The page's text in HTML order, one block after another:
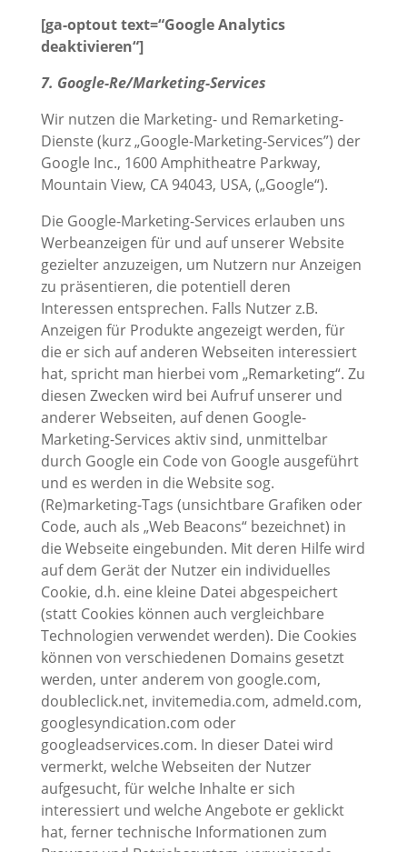
[ga-optout text=“Google Analytics
deaktivieren“]
7. Google-Re/Marketing-Services
Wir nutzen die Marketing- und Remarketing-
Dienste (kurz „Google-Marketing-Services”) der
Google Inc., 1600 Amphitheatre Parkway,
Mountain View, CA 94043, USA, („Google“).
Die Google-Marketing-Services erlauben uns
Werbeanzeigen für und auf unserer Website
gezielter anzuzeigen, um Nutzern nur Anzeigen
zu präsentieren, die potentiell deren
Interessen entsprechen. Falls Nutzer z.B.
Anzeigen für Produkte angezeigt werden, für
die er sich auf anderen Webseiten interessiert
hat, spricht man hierbei vom „Remarketing“. Zu
diesen Zwecken wird bei Aufruf unserer und
anderer Webseiten, auf denen Google-
Marketing-Services aktiv sind, unmittelbar
durch Google ein Code von Google ausgeführt
und es werden in die Website sog.
(Re)marketing-Tags (unsichtbare Grafiken oder
Code, auch als „Web Beacons“ bezeichnet) in
die Webseite eingebunden. Mit deren Hilfe wird
auf dem Gerät der Nutzer ein individuelles
Cookie, d.h. eine kleine Datei abgespeichert
(statt Cookies können auch vergleichbare
Technologien verwendet werden). Die Cookies
können von verschiedenen Domains gesetzt
werden, unter anderem von google.com,
doubleclick.net, invitemedia.com, admeld.com,
googlesyndication.com oder
googleadservices.com. In dieser Datei wird
vermerkt, welche Webseiten der Nutzer
aufgesucht, für welche Inhalte er sich
interessiert und welche Angebote er geklickt
hat, ferner technische Informationen zum